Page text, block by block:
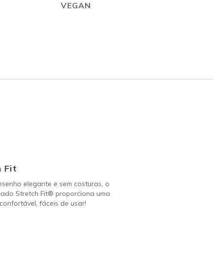
VEGAN
Fit
elegante e sem costuras, o
Stretch Fit® proporciona uma
fáceis de usar!